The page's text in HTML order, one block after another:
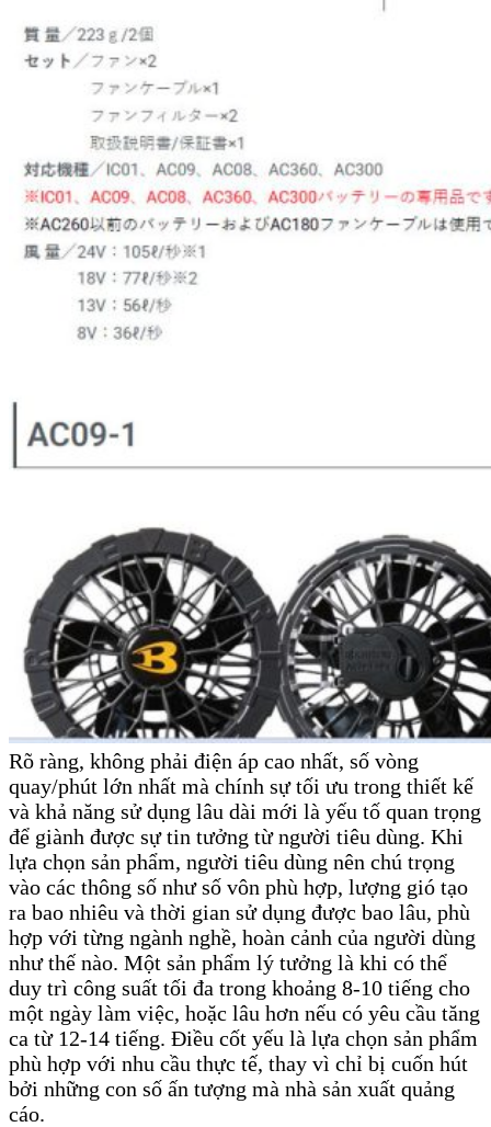
Rõ ràng, không phải điện áp cao nhất, số vòng
quay/phút lớn nhất mà chính sự tối ưu trong thiết kế
và khả năng sử dụng lâu dài mới là yếu tố quan trọng
để giành được sự tin tưởng từ người tiêu dùng. Khi
lựa chọn sản phẩm, người tiêu dùng nên chú trọng
vào các thông số như số vôn phù hợp, lượng gió tạo
ra bao nhiêu và thời gian sử dụng được bao lâu, phù
hợp với từng ngành nghề, hoàn cảnh của người dùng
như thế nào. Một sản phẩm lý tưởng là khi có thể
duy trì công suất tối đa trong khoảng 8-10 tiếng cho
một ngày làm việc, hoặc lâu hơn nếu có yêu cầu tăng
ca từ 12-14 tiếng. Điều cốt yếu là lựa chọn sản phẩm
phù hợp với nhu cầu thực tế, thay vì chỉ bị cuốn hút
bởi những con số ấn tượng mà nhà sản xuất quảng
cáo.